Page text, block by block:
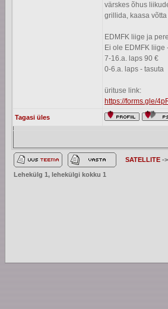
värskes õhus
grillida, kaasa
EDMFK liige ja
Ei ole EDMFK liige
7-16.a. laps 90 €
0-6.a. laps - tasuta
ürituse link:
https://forms.gle/
Tagasi üles
SATELLITE ->
Lehekülg 1, lehekülgi kokku 1